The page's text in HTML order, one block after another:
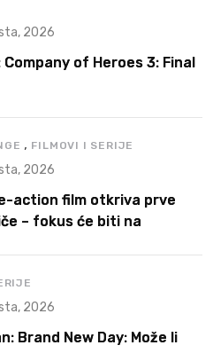
2026
Company of Heroes 3: Final
, FILMOVI I SERIJE
2026
action film otkriva prve
– fokus će biti na
2026
Brand New Day: Može li